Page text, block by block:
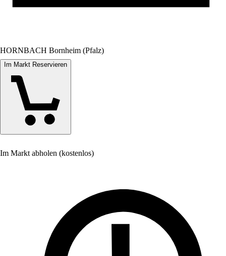
HORNBACH Bornheim (Pfalz)
Im Markt Reservieren
Im Markt abholen (kostenlos)